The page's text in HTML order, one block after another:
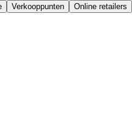
Verkooppunten Online retailers